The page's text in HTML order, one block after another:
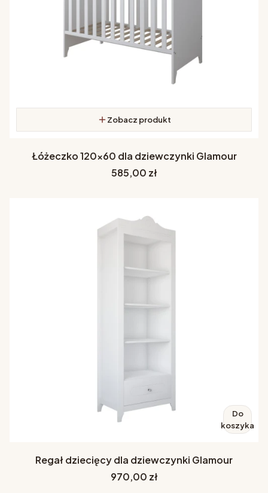
Zobacz produkt
Łóżeczko 120x60 dla dziewczynki Glamour
Cena
585,00 zł
Do
koszyka
Regał dziecięcy dla dziewczynki Glamour
Cena
970,00 zł